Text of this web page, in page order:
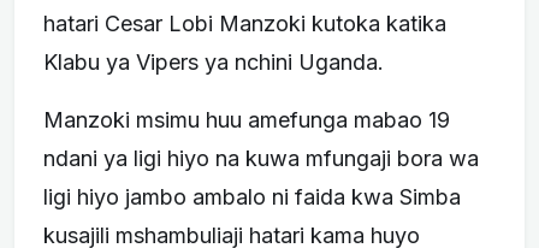
hatari Cesar Lobi Manzoki kutoka katika
Klabu ya Vipers ya nchini Uganda.
Manzoki msimu huu amefunga mabao 19
ndani ya ligi hiyo na kuwa mfungaji bora wa
ligi hiyo jambo ambalo ni faida kwa Simba
kusajili mshambuliaji hatari kama huyo